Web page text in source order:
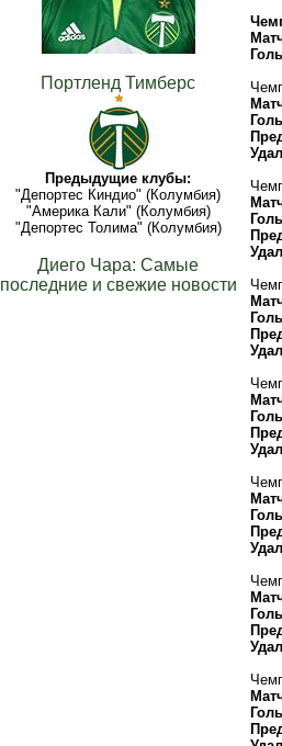
Портленд Тимберс
Предыдущие клубы:
"Депортес Киндио" (Колумбия)
"Америка Кали" (Колумбия)
"Депортес Толима" (Колумбия)
Диего Чара: Самые
последние и свежие новости